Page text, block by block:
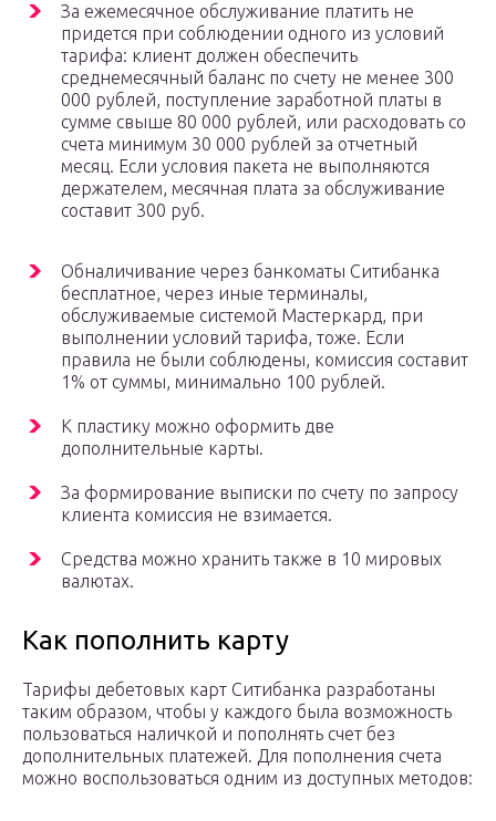
За ежемесячное обслуживание платить не
придется при соблюдении одного из условий
тарифа: клиент должен обеспечить
среднемесячный баланс по счету не менее 300
000 рублей, поступление заработной платы в
сумме свыше 80 000 рублей, или расходовать со
счета минимум 30 000 рублей за отчетный
месяц. Если условия пакета не выполняются
держателем, месячная плата за обслуживание
составит 300 руб.
Обналичивание через банкоматы Ситибанка
бесплатное, через иные терминалы,
обслуживаемые системой Мастеркард, при
выполнении условий тарифа, тоже. Если
правила не были соблюдены, комиссия составит
1% от суммы, минимально 100 рублей.
К пластику можно оформить две
дополнительные карты.
За формирование выписки по счету по запросу
клиента комиссия не взимается.
Средства можно хранить также в 10 мировых
валютах.
Как пополнить карту
Тарифы дебетовых карт Ситибанка разработаны
таким образом, чтобы у каждого была возможность
пользоваться наличкой и пополнять счет без
дополнительных платежей. Для пополнения счета
можно воспользоваться одним из доступных методов: